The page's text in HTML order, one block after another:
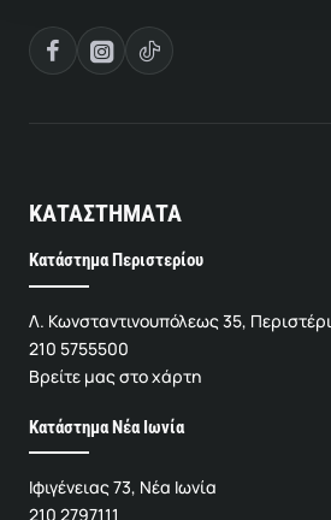
ΚΑΤΑΣΤΗΜΑΤΑ
Κατάστημα Περιστερίου
Λ. Κωνσταντινουπόλεως 35, Περιστέρι
210 5755500
Βρείτε μας στο χάρτη
Κατάστημα Νέα Ιωνία
Ιφιγένειας 73, Νέα Ιωνία
210 2797111